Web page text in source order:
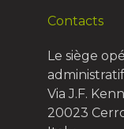
Contacts
Le siège
Via J.F.
20023